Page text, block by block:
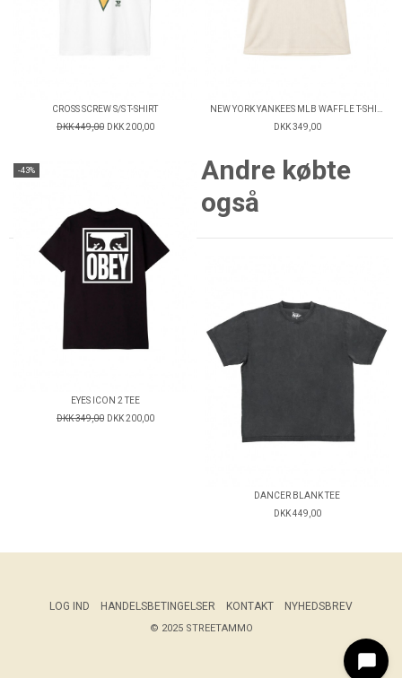
CROSS SCREW S/S T-SHIRT
DKK 449,00 DKK 200,00
DKK 349,00
-43%
EYES ICON 2 TEE
DKK 349,00 DKK 200,00
Andre købte
også
DANCER BLANK TEE
DKK 449,00
LOG IND HANDELSBETINGELSER KONTAKT NYHEDSBREV
© 2025 STREETAMMO